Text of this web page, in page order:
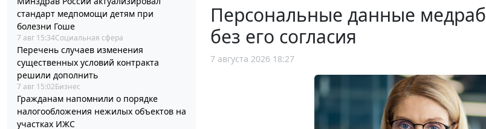
стандарт медпомощи детям при
болезни Гоше
7 авг 15:34Социальная сфера
Перечень случаев изменения
существенных условий контракта
решили дополнить
7 авг 15:02Бизнес
Гражданам напомнили о порядке
налогообложения нежилых объектов на
участках ИЖС
Персональные данные
без его согласия
7 августа 2026 18:27